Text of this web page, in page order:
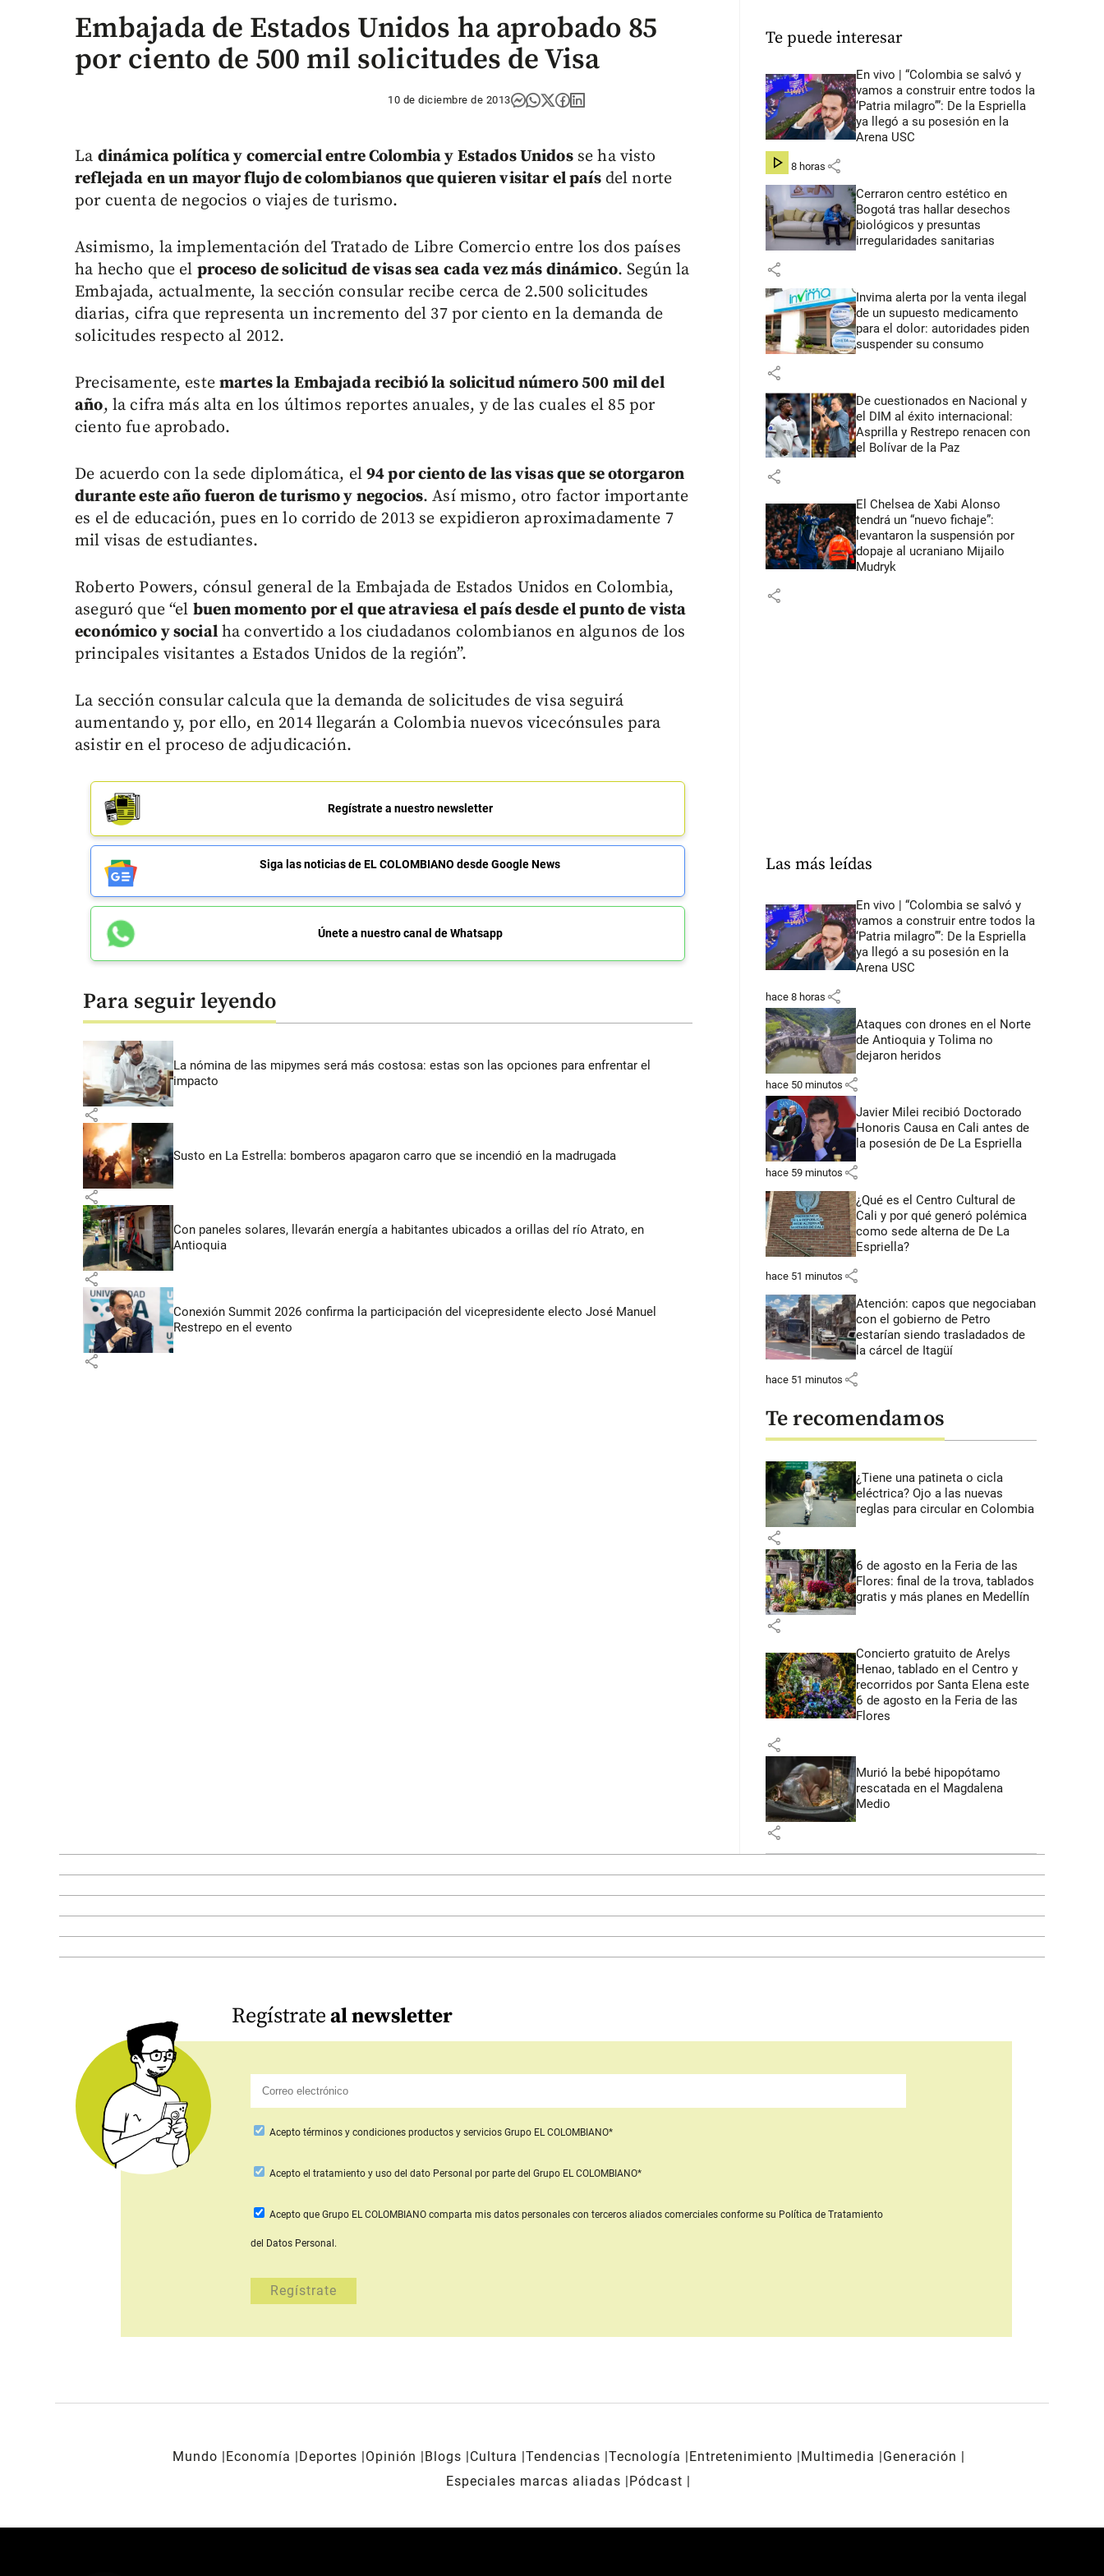
Embajada de Estados Unidos ha aprobado 85
por ciento de 500 mil solicitudes de Visa
10 de diciembre de 2013
La dinámica política y comercial entre Colombia y Estados Unidosse ha visto
reflejada en un mayor flujo de colombianos que quieren visitar el paísdel norte
por cuenta de negocios o viajes de turismo.
Asimismo, la implementación del Tratado de Libre Comercio entre los dos países
ha hecho que el proceso de solicitud de visas sea cada vez más dinámico. Según la
Embajada, actualmente, la sección consular recibe cerca de 2.500 solicitudes
diarias, cifra que representa un incremento del 37 por ciento en la demanda de
solicitudes respecto al 2012.
Precisamente, estemartes la Embajada recibió la solicitud número 500 mil del
año, la cifra más alta en los últimos reportes anuales, y de las cuales el 85 por
ciento fue aprobado.
De acuerdo con la sede diplomática, el94 por ciento de las visas que se otorgaron
durante este año fueron de turismo y negocios. Así mismo, otro factor importante
es el de educación, pues en lo corrido de 2013 se expidieron aproximadamente 7
mil visas de estudiantes.
Roberto Powers, cónsul general de la Embajada de Estados Unidos en Colombia,
aseguró que “el buen momento por el que atraviesa el país desde el punto de vista
económico y socialha convertido a los ciudadanos colombianos en algunos de los
principales visitantes a Estados Unidos de la región”.
La sección consular calcula que la demanda de solicitudes de visa seguirá
aumentando y, por ello, en 2014 llegarán a Colombia nuevos vicecónsules para
asistir en el proceso de adjudicación.
Regístrate a nuestro newsletter
Siga las noticias de EL COLOMBIANO desde Google News
Únete a nuestro canal de Whatsapp
Para seguir leyendo
La nómina de las mipymes será más costosa: estas son las opciones para enfrentar el
impacto
share
Susto en La Estrella: bomberos apagaron carro que se incendió en la madrugada
share
Con paneles solares, llevarán energía a habitantes ubicados a orillas del río Atrato, en
Antioquia
share
Conexión Summit 2026 confirma la participación del vicepresidente electo José Manuel
Restrepo en el evento
share
Te puede interesar
En vivo | “Colombia se salvó y
vamos a construir entre todos la
‘Patria milagro’”: De la Espriella
ya llegó a su posesión en la
Arena USC
hace 8 horas share
Cerraron centro estético en
Bogotá tras hallar desechos
biológicos y presuntas
irregularidades sanitarias
share
Invima alerta por la venta ilegal
de un supuesto medicamento
para el dolor: autoridades piden
suspender su consumo
share
De cuestionados en Nacional y
el DIM al éxito internacional:
Asprilla y Restrepo renacen con
el Bolívar de la Paz
share
El Chelsea de Xabi Alonso
tendrá un “nuevo fichaje”:
levantaron la suspensión por
dopaje al ucraniano Mijailo
Mudryk
share
Las más leídas
En vivo | “Colombia se salvó y
vamos a construir entre todos la
‘Patria milagro’”: De la Espriella
ya llegó a su posesión en la
Arena USC
hace 8 horas share
Ataques con drones en el Norte
de Antioquia y Tolima no
dejaron heridos
hace 50 minutos share
Javier Milei recibió Doctorado
Honoris Causa en Cali antes de
la posesión de De La Espriella
hace 59 minutos share
¿Qué es el Centro Cultural de
Cali y por qué generó polémica
como sede alterna de De La
Espriella?
hace 51 minutos share
Atención: capos que negociaban
con el gobierno de Petro
estarían siendo trasladados de
la cárcel de Itagüí
hace 51 minutos share
Te recomendamos
¿Tiene una patineta o cicla
eléctrica? Ojo a las nuevas
reglas para circular en Colombia
share
6 de agosto en la Feria de las
Flores: final de la trova, tablados
gratis y más planes en Medellín
share
Concierto gratuito de Arelys
Henao, tablado en el Centro y
recorridos por Santa Elena este
6 de agosto en la Feria de las
Flores
share
Murió la bebé hipopótamo
rescatada en el Magdalena
Medio
share
Regístrateal newsletter
Acepto términos y condiciones productos y servicios Grupo EL COLOMBIANO*
Aceptoel tratamiento y uso del dato Personal por parte del Grupo EL COLOMBIANO*
Acepto que Grupo EL COLOMBIANO comparta mis datos personales con terceros aliados comercialesconforme su Política de Tratamiento
del Datos Personal.
Mundo Economía Deportes Opinión Blogs Cultura Tendencias Tecnología Entretenimiento Multimedia
Generación
Especiales marcas aliadas
Pódcast